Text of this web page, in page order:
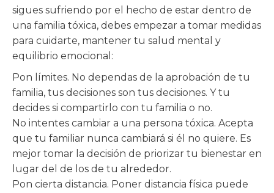
sigues sufriendo por el hecho de estar dentro de
una familia tóxica, debes empezar a tomar medidas
para cuidarte, mantener tu salud mental y
equilibrio emocional:
Pon límites. No dependas de la aprobación de tu
familia, tus decisiones son tus decisiones. Y tu
decides si compartirlo con tu familia o no.
No intentes cambiar a una persona tóxica. Acepta
que tu familiar nunca cambiará si él no quiere. Es
mejor tomar la decisión de priorizar tu bienestar en
lugar del de los de tu alrededor.
Pon cierta distancia. Poner distancia física puede